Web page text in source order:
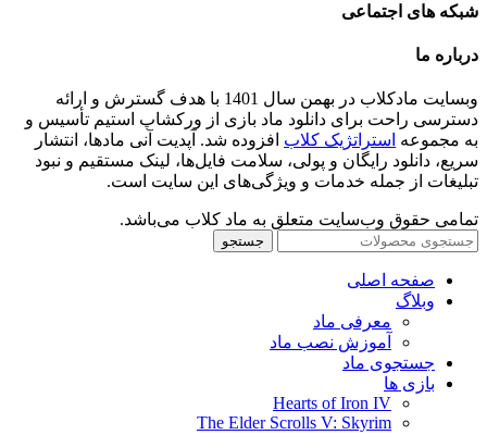
شبکه های اجتماعی
درباره ما
وبسایت مادکلاب در بهمن سال 1401 با هدف گسترش و ارائه
دسترسی راحت برای دانلود ماد بازی از ورکشاپ استیم تأسیس و
به مجموعه استراتژیک کلاب افزوده شد. آپدیت آنی مادها، انتشار
سریع، دانلود رایگان و پولی، سلامت فایل‌ها، لینک مستقیم و نبود
تبلیغات از جمله خدمات و ویژگی‌های این سایت است.
تمامی حقوق وب‌سایت متعلق به ماد کلاب می‌باشد.
جستجو
صفحه اصلی
وبلاگ
معرفی ماد
آموزش نصب ماد
جستجوی ماد
بازی ها
Hearts of Iron IV
The Elder Scrolls V: Skyrim